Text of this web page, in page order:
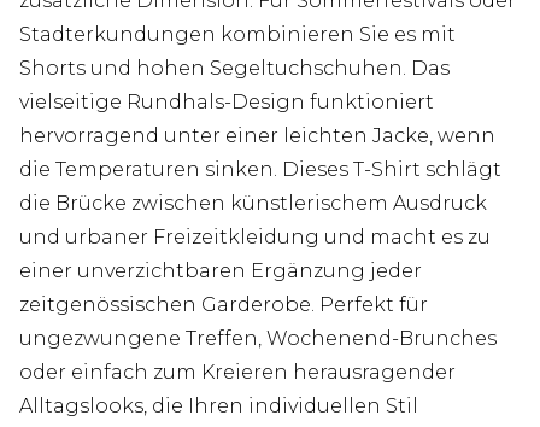
Stadterkundungen kombinieren Sie es mit
Shorts und hohen Segeltuchschuhen. Das
vielseitige Rundhals-Design funktioniert
hervorragend unter einer leichten Jacke, wenn
die Temperaturen sinken. Dieses T-Shirt schlägt
die Brücke zwischen künstlerischem Ausdruck
und urbaner Freizeitkleidung und macht es zu
einer unverzichtbaren Ergänzung jeder
zeitgenössischen Garderobe. Perfekt für
ungezwungene Treffen, Wochenend-Brunches
oder einfach zum Kreieren herausragender
Alltagslooks, die Ihren individuellen Stil